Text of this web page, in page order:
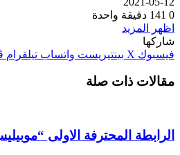
0
دقيقة واحدة
اظهر المزيد
شاركها
فيسبوك ‫X بينتيريست واتساب تيلقرام
مقالات ذات صلة
الرابطة المحترفة الاولى “موبيليس” الجولة ال17/: